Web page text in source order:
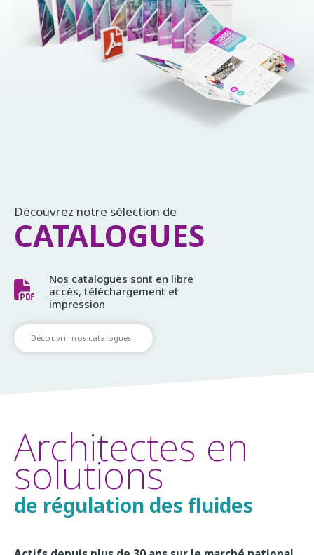
Découvrez notre sélection de
CATALOGUES
Nos catalogues sont en libre
accès, téléchargement et
impression
Découvrir nos catalogues :
Architectes en
solutions
de régulation des fluides